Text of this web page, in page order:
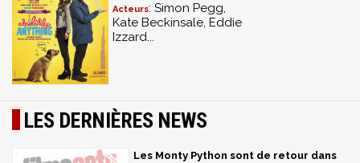
Acteurs: Simon Pegg,
Kate Beckinsale, Eddie
Izzard...
LES DERNIÈRES NEWS
Les Monty Python sont de retour dans